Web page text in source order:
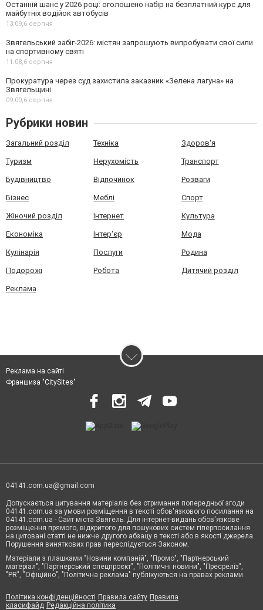
Останній шанс у 2026 році: оголошено набір на безплатний курс для
майбутніх водійок автобусів
13:09, 6 серпня
Звягельський забіг-2026: містян запрошують випробувати свої сили
на спортивному святі
11:08, 6 серпня
Прокуратура через суд захистила заказник «Зелена лагуна» на
Звягельщині
09:00, 6 серпня
Рубрики новин
Загальний розділ Техніка Здоров'я
Туризм Нерухомість Транспорт
Будівництво Відпочинок Розваги
Бізнес Меблі Спорт
Жіночий розділ Інтернет Культура
Економіка Інтер'єр Мода
Кулінарія Послуги Родина
Подорожі Робота Дитячий розділ
Реклама
Реклама на сайті
Франшиза "CitySites"
04141.com.ua@gmail.com
Допускається цитування матеріалів без отримання попередньої згоди
04141.com.ua за умови розміщення в тексті обов'язкового посилання на
04141.com.ua - Сайт міста Звягель. Для інтернет-видань обов'язкове
розміщення прямого, відкритого для пошукових систем гіперпосилання
на цитовані статті не нижче другого абзацу в тексті або в якості джерела.
Порушення виняткових прав переслідується Законом.
Матеріали з плашками "Новини компаній", "Промо", "Партнерський
матеріал", "Партнерський спецпроєкт", "Політичні новини", "Пресреліз",
"PR", "Офіційно", "Політична реклама" публікуються на правах реклами.
Політика конфіденційності Правила сайту Правила
класифайд Редакційна політика